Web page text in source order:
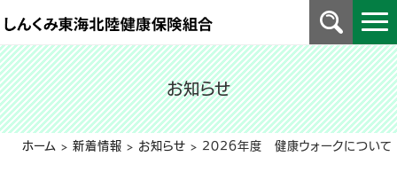
ホーム > 新着情報 > お知らせ > 2026年度 健康ウォークについて
お知らせ